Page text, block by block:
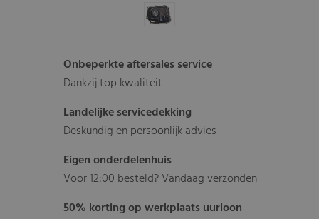
Onbeperkte aftersales service
Dankzij top kwaliteit
Landelijke servicedekking
Deskundig en persoonlijk advies
Eigen onderdelenhuis
Voor 12:00 besteld? Vandaag verzonden
50% korting op werkplaats uurloon